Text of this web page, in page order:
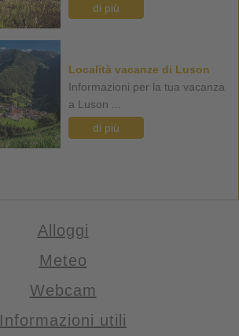
di più
Località vacanze di Luson
Informazioni per la tua vacanza
a Luson ...
di più
Alloggi
Meteo
Webcam
Informazioni utili